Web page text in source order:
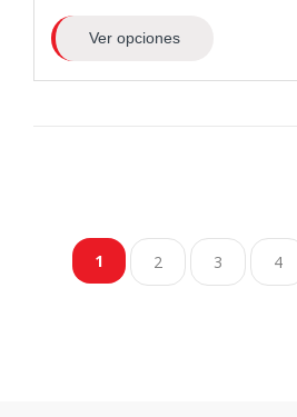
Ver opciones
1 2 3 4